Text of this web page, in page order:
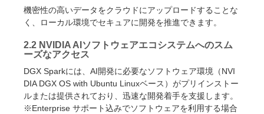
機密性の高いデータをクラウドにアップロードすることな
く、ローカル環境でセキュアに開発を推進できます。
2.2 NVIDIA AIソフトウェアエコシステムへのスム
ーズなアクセス
DGX Sparkには、AI開発に必要なソフトウェア環境（NVI
DIA DGX OS with Ubuntu Linuxベース）がプリインストー
ルまたは提供されており、迅速な開発着手を支援します。
※Enterprise サポート込みでソフトウェアを利用する場合